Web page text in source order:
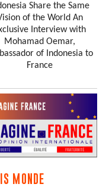
Share the Same
of the World An
Interview with
Mohamad Oemar,
of Indonesia to
France
MONDE